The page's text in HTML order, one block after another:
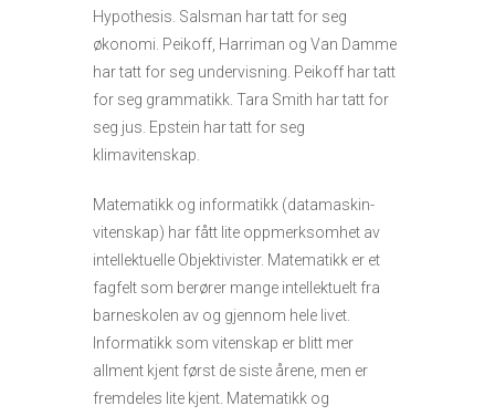
Hypothesis. Salsman har tatt for seg
økonomi. Peikoff, Harriman og Van Damme
har tatt for seg undervisning. Peikoff har tatt
for seg grammatikk. Tara Smith har tatt for
seg jus. Epstein har tatt for seg
klimavitenskap.
Matematikk og informatikk (datamaskin-
vitenskap) har fått lite oppmerksomhet av
intellektuelle Objektivister. Matematikk er et
fagfelt som berører mange intellektuelt fra
barneskolen av og gjennom hele livet.
Informatikk som vitenskap er blitt mer
allment kjent først de siste årene, men er
fremdeles lite kjent. Matematikk og